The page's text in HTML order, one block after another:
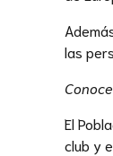
las
El
club y